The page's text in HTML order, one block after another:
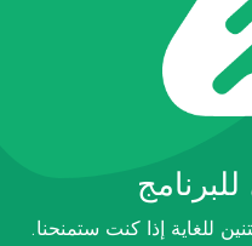
.نشكرك على وقتك ، وسنكون ممتنين للغاية إذا كنت ستمنحنا